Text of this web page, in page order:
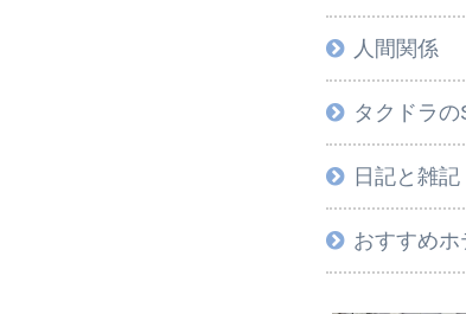
人間関係
タクドラの
日記と雑記
おすすめホ